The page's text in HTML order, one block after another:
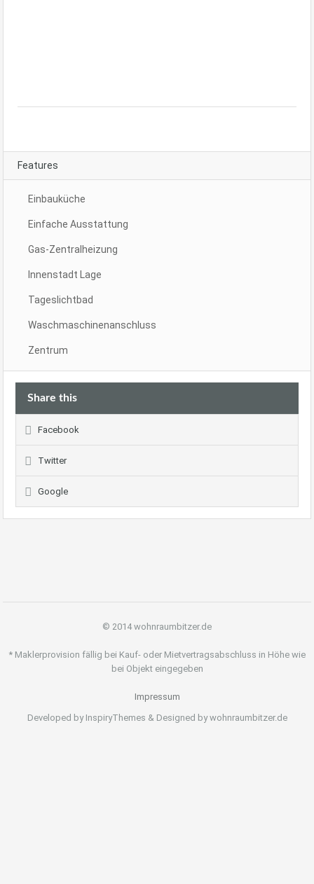
Features
Einbauküche
Einfache Ausstattung
Gas-Zentralheizung
Innenstadt Lage
Tageslichtbad
Waschmaschinenanschluss
Zentrum
Share this
Facebook
Twitter
Google
© 2014 wohnraumbitzer.de
* Maklerprovision fällig bei Kauf- oder Mietvertragsabschluss in Höhe wie
bei Objekt eingegeben
Impressum
Developed by InspiryThemes & Designed by wohnraumbitzer.de